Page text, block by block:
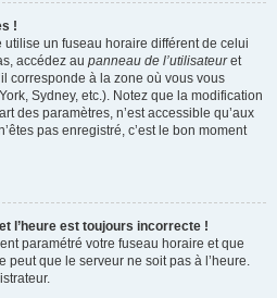
!
utilise un fuseau horaire différent de celui
accédez au panneau de l’utilisateuret
corresponde à la zone où vous vous
Sydney, etc.). Notez que la modification
des paramètres, n’est accessible qu’aux
pas enregistré, c’est le bon moment
l’heure est toujours incorrecte !
paramétré votre fuseau horaire et que
peut que le serveur ne soit pas à l’heure.